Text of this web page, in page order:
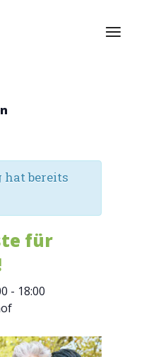
hat bereits
für
- 18:00